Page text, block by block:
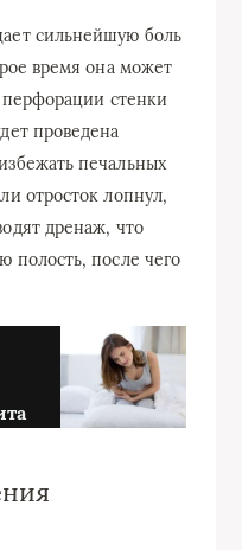
сильнейшую боль
время она может
перфорации стенки
проведена
печальных
отросток лопнул,
дренаж, что
полость, после чего